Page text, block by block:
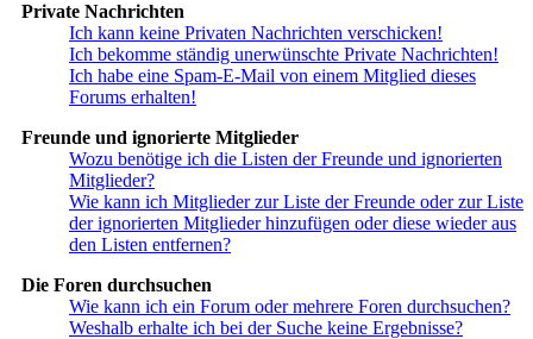
Private Nachrichten
Ich kann keine Privaten Nachrichten verschicken!
Ich bekomme ständig unerwünschte Private Nachrichten!
Ich habe eine Spam-E-Mail von einem Mitglied dieses
Forums erhalten!
Freunde und ignorierte Mitglieder
Wozu benötige ich die Listen der Freunde und ignorierten
Mitglieder?
Wie kann ich Mitglieder zur Liste der Freunde oder zur Liste
der ignorierten Mitglieder hinzufügen oder diese wieder aus
den Listen entfernen?
Die Foren durchsuchen
Wie kann ich ein Forum oder mehrere Foren durchsuchen?
Weshalb erhalte ich bei der Suche keine Ergebnisse?